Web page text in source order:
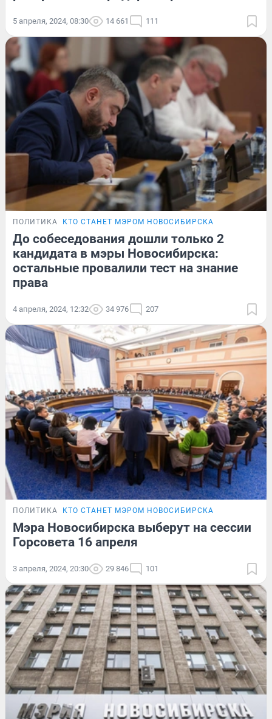
5 апреля, 2024, 08:30 14 661 111
ПОЛИТИКА КТО СТАНЕТ МЭРОМ НОВОСИБИРСКА
До собеседования дошли только 2
кандидата в мэры Новосибирска:
остальные провалили тест на знание
права
4 апреля, 2024, 12:32 34 976 207
ПОЛИТИКА КТО СТАНЕТ МЭРОМ НОВОСИБИРСКА
Мэра Новосибирска выберут на сессии
Горсовета 16 апреля
3 апреля, 2024, 20:30 29 846 101